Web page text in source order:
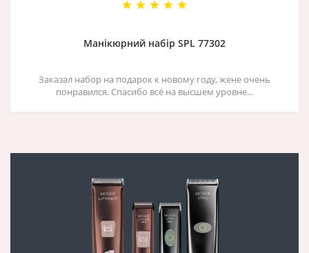
Манікюрний набір SPL 77302
Заказал набор на подарок к новому году, жене очень
понравился. Спасибо всё на высшем уровне...